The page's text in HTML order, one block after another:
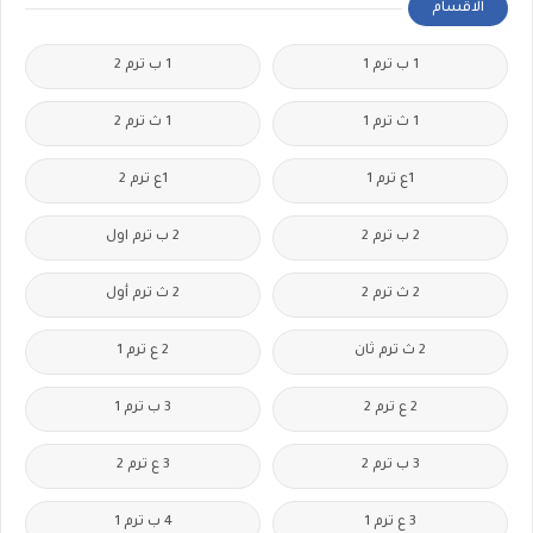
الاقسام
1 ب ترم 1 1 ب ترم 2
1 ث ترم 1 1 ث ترم 2
1ع ترم 1 1ع ترم 2
2 ب ترم 2 2 ب ترم اول
2 ث ترم 2 2 ث ترم أول
2 ث ترم ثان 2 ع ترم 1
2 ع ترم 2 3 ب ترم 1
3 ب ترم 2 3 ع ترم 2
3 ع ترم 1 4 ب ترم 1